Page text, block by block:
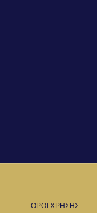
ΟΡΟΙ ΧΡΗΣΗΣ